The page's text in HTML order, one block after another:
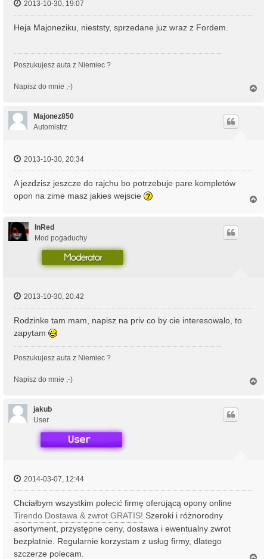
2013-10-30, 19:07
Heja Majoneziku, nieststy, sprzedane juz wraz z Fordem.
Poszukujesz auta z Niemiec ?
Napisz do mnie ;-)
Majonez850
Automistrz
2013-10-30, 20:34
A jezdzisz jeszcze do rajchu bo potrzebuje pare kompletów
opon na zime masz jakies wejscie
InRed
Mod pogaduchy
2013-10-30, 20:42
Rodzinke tam mam, napisz na priv co by cie interesowalo, to
zapytam
Poszukujesz auta z Niemiec ?
Napisz do mnie ;-)
jakub
User
2014-03-07, 12:44
Chciałbym wszystkim polecić firmę oferującą opony online
Tirendo Dostawa & zwrot GRATIS! Szeroki i różnorodny
asortyment, przystępne ceny, dostawa i ewentualny zwrot
bezpłatnie. Regularnie korzystam z usług firmy, dlatego
szczerze polecam.